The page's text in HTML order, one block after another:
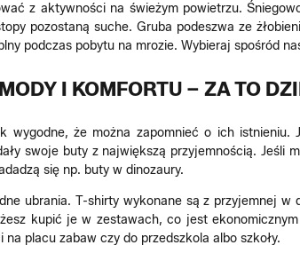
z aktywności na świeżym powietrzu.
pozostaną suche. Gruba podeszwa ze
podczas pobytu na mrozie. Wybieraj spośród
I KOMFORTU – ZA TO
że można zapomnieć o ich
swoje buty z największą przyjemnością.
się np. buty w dinozaury.
ubrania. T-shirty wykonane są z przyjemnej
kupić je w zestawach, co jest
placu zabaw czy do przedszkola albo szkoły.